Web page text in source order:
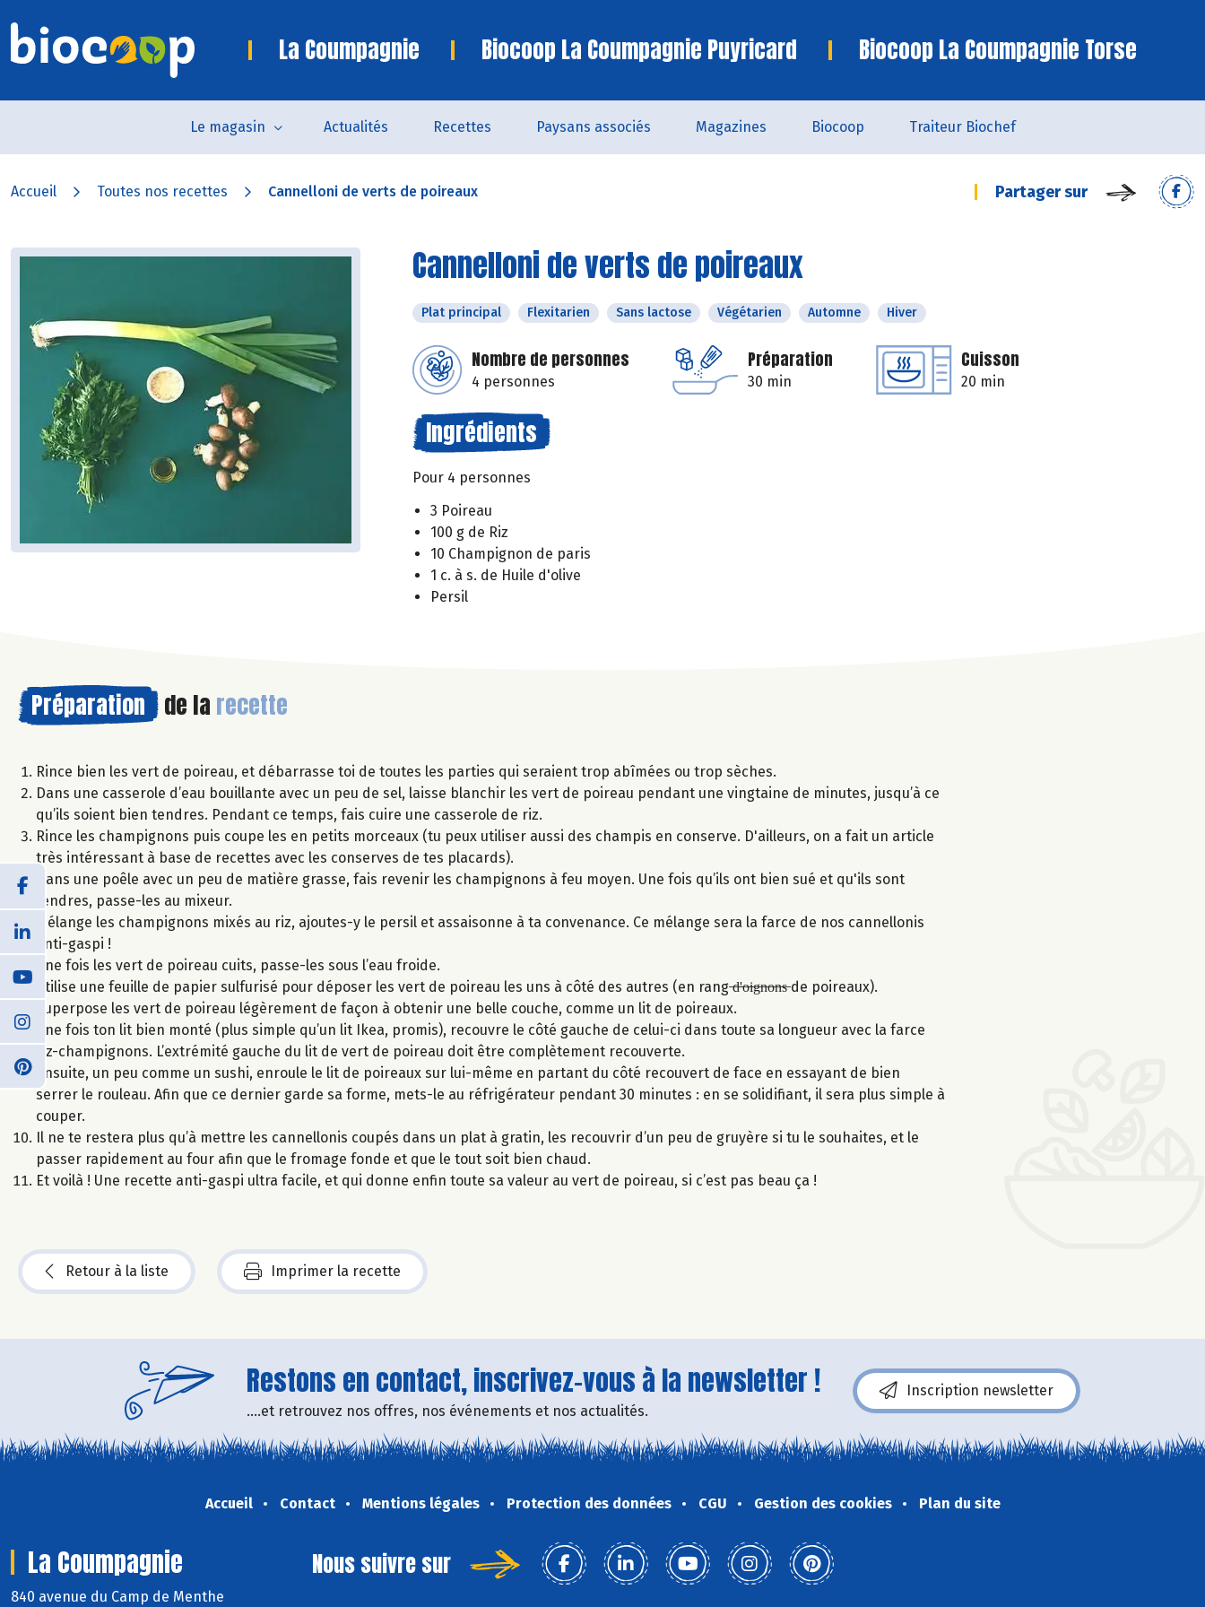
La Coumpagnie Biocoop La Coumpagnie Puyricard Biocoop La Coumpagnie Torse
Le magasin Actualités Recettes Paysans associés Magazines Biocoop Traiteur Biochef
Accueil Toutes nos recettes Cannelloni de verts de poireaux Partager sur
Cannelloni de verts de poireaux
Plat principal Flexitarien Sans lactose Végétarien Automne Hiver
Nombre de personnes
4 personnes
Préparation
30 min
Cuisson
20 min
Ingrédients
Pour 4 personnes
3 Poireau
100 g de Riz
10 Champignon de paris
1 c. à s. de Huile d'olive
Persil
Préparation de la recette
Rince bien les vert de poireau, et débarrasse toi de toutes les parties qui seraient trop abîmées ou trop sèches.
Dans une casserole d’eau bouillante avec un peu de sel, laisse blanchir les vert de poireau pendant une vingtaine de minutes, jusqu’à ce
qu’ils soient bien tendres. Pendant ce temps, fais cuire une casserole de riz.
Rince les champignons puis coupe les en petits morceaux (tu peux utiliser aussi des champis en conserve. D'ailleurs, on a fait un article
très intéressant à base de recettes avec les conserves de tes placards).
Dans une poêle avec un peu de matière grasse, fais revenir les champignons à feu moyen. Une fois qu’ils ont bien sué et qu'ils sont
tendres, passe-les au mixeur.
Mélange les champignons mixés au riz, ajoutes-y le persil et assaisonne à ta convenance. Ce mélange sera la farce de nos cannellonis
anti-gaspi !
Une fois les vert de poireau cuits, passe-les sous l’eau froide.
Utilise une feuille de papier sulfurisé pour déposer les vert de poireau les uns à côté des autres (en rang ̶d̶'̶o̶i̶g̶n̶o̶n̶s̶ de poireaux).
Superpose les vert de poireau légèrement de façon à obtenir une belle couche, comme un lit de poireaux.
Une fois ton lit bien monté (plus simple qu’un lit Ikea, promis), recouvre le côté gauche de celui-ci dans toute sa longueur avec la farce
riz-champignons. L’extrémité gauche du lit de vert de poireau doit être complètement recouverte.
Ensuite, un peu comme un sushi, enroule le lit de poireaux sur lui-même en partant du côté recouvert de face en essayant de bien
serrer le rouleau. Afin que ce dernier garde sa forme, mets-le au réfrigérateur pendant 30 minutes : en se solidifiant, il sera plus simple à
couper.
Il ne te restera plus qu’à mettre les cannellonis coupés dans un plat à gratin, les recouvrir d’un peu de gruyère si tu le souhaites, et le
passer rapidement au four afin que le fromage fonde et que le tout soit bien chaud.
Et voilà ! Une recette anti-gaspi ultra facile, et qui donne enfin toute sa valeur au vert de poireau, si c’est pas beau ça !
Retour à la liste Imprimer la recette
Restons en contact, inscrivez-vous à la newsletter !
....et retrouvez nos offres, nos événements et nos actualités.
Inscription newsletter
Accueil Contact Mentions légales Protection des données CGU Gestion des cookies Plan du site
La Coumpagnie
840 avenue du Camp de Menthe
Nous suivre sur